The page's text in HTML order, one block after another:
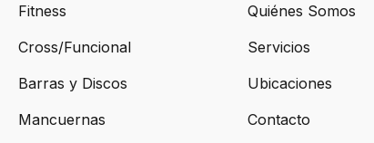
Fitness
Cross/Funcional
Barras y Discos
Mancuernas
Quiénes Somos
Servicios
Ubicaciones
Contacto